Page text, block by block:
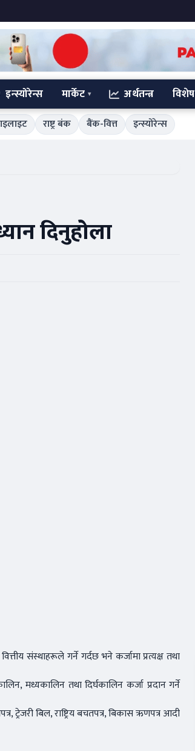
इन्स्योरेन्स मार्केट अर्थतन्त्र विशेष
राष्ट्र बंक बैंक-वित्त इन्स्योरेन्स
दिनुहोला
संस्थाहरूले गर्ने गर्दछ भने कर्जामा प्रत्यक्ष तथा
मध्यकालिन तथा दिर्घकालिन कर्जा प्रदान गर्ने
बिल, राष्ट्रिय बचतपत्र, बिकास ऋणपत्र आदी